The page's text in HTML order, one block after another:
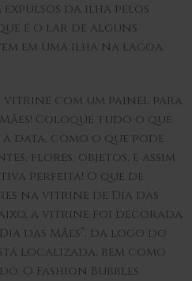
da ilha pelos
é o lar de alguns
em uma ilha na lagoa
vitrine com um painel para
Coloque tudo o que
data, como o que pode
flores, objetos, e assim
perfeita! O que de
na vitrine de Dia das
a vitrine foi decorada
das Mães”, da logo do
localizada, bem como
O Fashion Bubbles